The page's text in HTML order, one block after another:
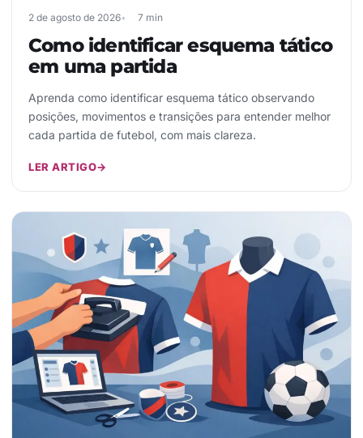
2 de agosto de 2026 7 min
Como identificar esquema tático
em uma partida
Aprenda como identificar esquema tático observando
posições, movimentos e transições para entender melhor
cada partida de futebol, com mais clareza.
LER ARTIGO→